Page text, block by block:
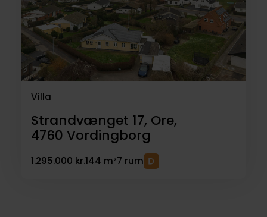
Villa
Strandvænget 17, Ore,
4760 Vordingborg
1.295.000 kr.144 m²7 rum